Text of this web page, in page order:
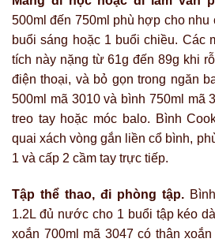
500ml đến 750ml phù hợp cho
buổi sáng hoặc 1 buổi chiều. Các
tích này nặng từ 61g đến 89g khi
điện thoại, và bỏ gọn trong ngăn
500ml mã 3010 và bình 750ml mã
treo tay hoặc móc balo. Bình
quai xách vòng gắn liền cổ bình,
1 và cấp 2 cầm tay trực tiếp.
Tập thể thao, đi phòng tập.
1.2L đủ nước cho 1 buổi tập kéo
xoắn 700ml mã 3047 có thân